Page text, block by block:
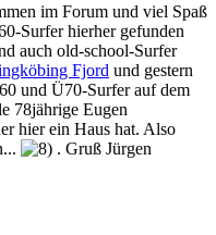
im Forum und viel Spaß
Surfer hierher gefunden
auch old-school-Surfer
Fjord und gestern
und Ü70-Surfer auf dem
78jährige Eugen
hier ein Haus hat. Also
. Gruß Jürgen